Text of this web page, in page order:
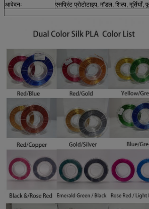
आवेदनः
एसप्रिंट प्रोटोटाइप, मॉडल, शिल्प, मूर्तियाँ,